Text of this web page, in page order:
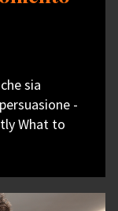
sia
-
What to